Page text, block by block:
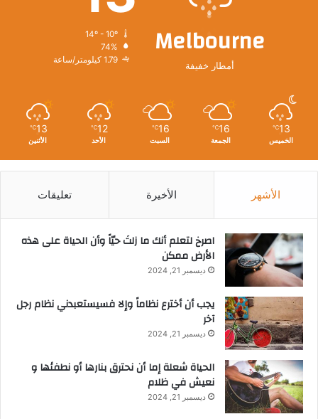
Melbourne
أمطار خفيفة
74%
1.79 كيلومتر/ساعة
13
℃
الخميس
16
℃
الجمعة
16
℃
السبت
12
℃
الأحد
13
℃
الأثنين
الأشهر الأخيرة تعليقات
‫اصرخ لتعلم أنك ما زلتَ حيّاً وأن الحياة على هذه
الأرض ممكن
ديسمبر 21, 2024
يجب أن أخترع نظاماً وإلا فسيستعبدني نظام رجل
آخر
ديسمبر 21, 2024
الحياة شعلة إما أن نحترق بنارها أو نطفئها و
نعيش في ظلام
ديسمبر 21, 2024